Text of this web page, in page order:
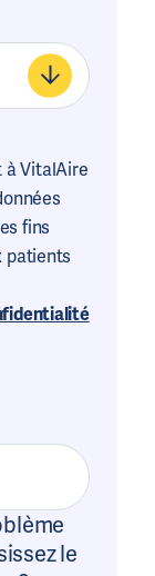
à VitalAire
fins
patients
le